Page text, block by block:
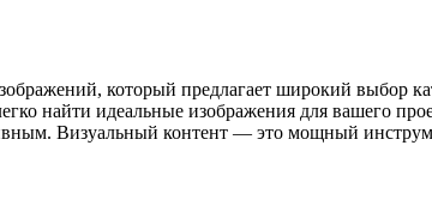
который предлагает широкий выбор
найти идеальные изображения для вашего
Визуальный контент — это мощный